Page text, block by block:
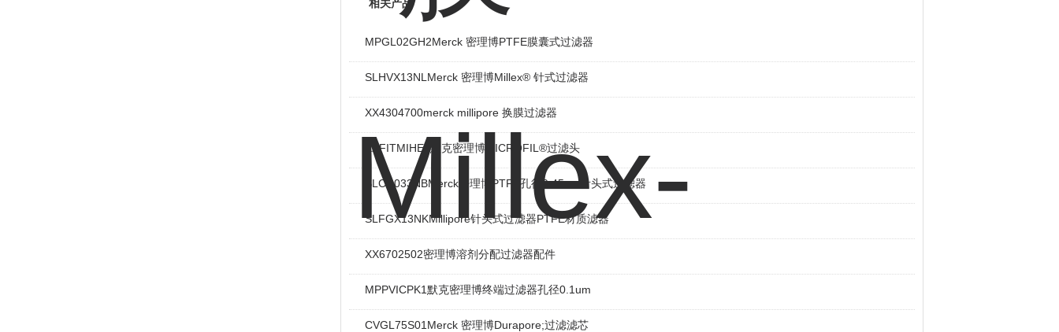
相关产品
MPGL02GH2Merck 密理博PTFE膜囊式过滤器
SLHVX13NLMerck 密理博Millex® 针式过滤器
XX4304700merck millipore 换膜过滤器
EZFITMIHE3默克密理博MICROFIL®过滤头
SLCR033NBMerck密理博PTFE孔径0.45um针头式过滤器
SLFGX13NKMillipore针头式过滤器PTFE材质滤器
XX6702502密理博溶剂分配过滤器配件
MPPVICPK1默克密理博终端过滤器孔径0.1um
CVGL75S01Merck 密理博Durapore;过滤滤芯